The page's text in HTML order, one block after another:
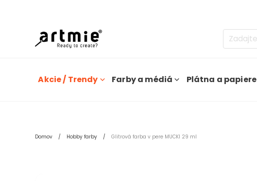
Akcie / Trendy Farby a médiá Plátna a papiere
Domov Hobby farby Glitrová farba v pere MUCKI 29 ml